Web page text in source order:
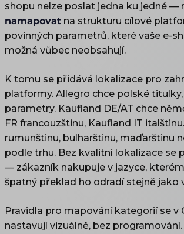
shopu nelze poslat jedna ku jedné —
namapovat na strukturu cílové
povinných parametrů, které vaše e-
možná vůbec neobsahují.
K tomu se přidává lokalizace pro
platformy. Allegro chce polské
parametry. Kaufland DE/AT chce
FR francouzštinu, Kaufland IT
rumunštinu, bulharštinu, maďarštinu
podle trhu. Bez kvalitní lokalizace se
— zákazník nakupuje v jazyce,
špatný překlad ho odradí stejně jako
Pravidla pro mapování kategorií se v
nastavují vizuálně, bez